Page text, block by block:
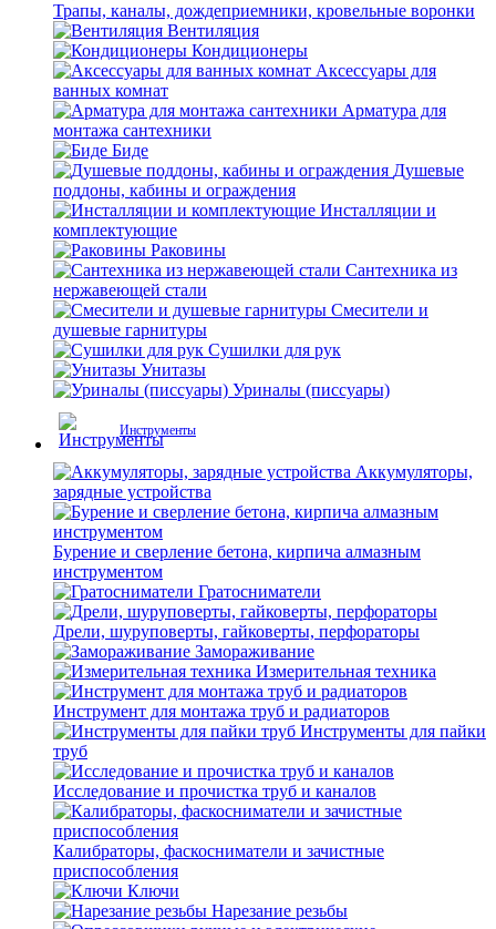
Трапы, каналы, дождеприемники, кровельные воронки
Вентиляция
Кондиционеры
Аксессуары для
ванных комнат
Арматура для
монтажа сантехники
Биде
Душевые
поддоны, кабины и ограждения
Инсталляции и
комплектующие
Раковины
Сантехника из
нержавеющей стали
Смесители и
душевые гарнитуры
Сушилки для рук
Унитазы
Уриналы (писсуары)
Инструменты
Аккумуляторы,
зарядные устройства
Бурение и сверление бетона, кирпича алмазным
инструментом
Гратосниматели
Дрели, шуруповерты, гайковерты, перфораторы
Замораживание
Измерительная техника
Инструмент для монтажа труб и радиаторов
Инструменты для пайки
труб
Исследование и прочистка труб и каналов
Калибраторы, фаскосниматели и зачистные
приспособления
Ключи
Нарезание резьбы